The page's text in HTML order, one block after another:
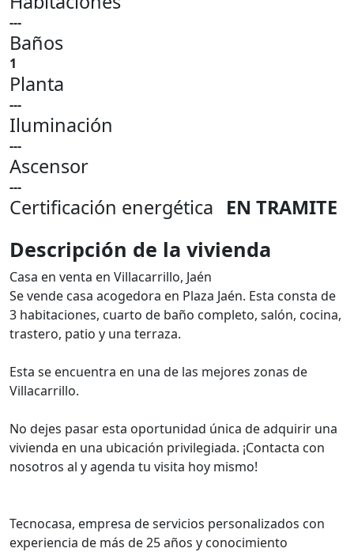
---
Baños
1
Planta
---
Iluminación
---
Ascensor
---
Certificación energética EN TRAMITE
Descripción de la vivienda
Casa en venta en Villacarrillo, Jaén
Se vende casa acogedora en Plaza Jaén. Esta consta de
3 habitaciones, cuarto de baño completo, salón, cocina,
trastero, patio y una terraza.
Esta se encuentra en una de las mejores zonas de
Villacarrillo.
No dejes pasar esta oportunidad única de adquirir una
vivienda en una ubicación privilegiada. ¡Contacta con
nosotros al y agenda tu visita hoy mismo!
Tecnocasa, empresa de servicios personalizados con
experiencia de más de 25 años y conocimiento